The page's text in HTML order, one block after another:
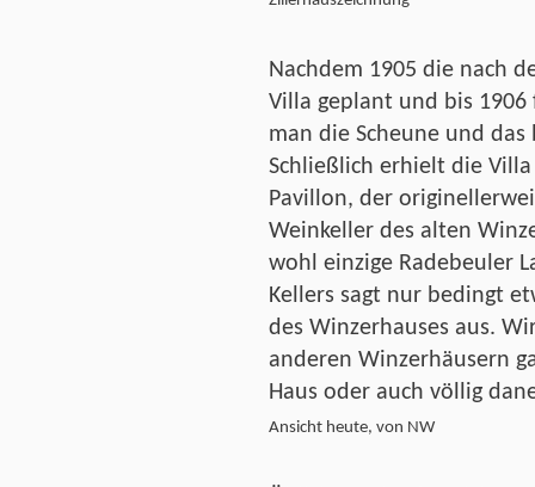
Nachdem 1905 die nach
Villa geplant und bis
man die Scheune und
Schließlich erhielt die
Pavillon, der
Weinkeller des alten
wohl einzige Radebeuler
Kellers sagt nur bedingt
des Winzerhauses aus.
anderen Winzerhäusern
Haus oder auch völlig
Ansicht heute, von NW